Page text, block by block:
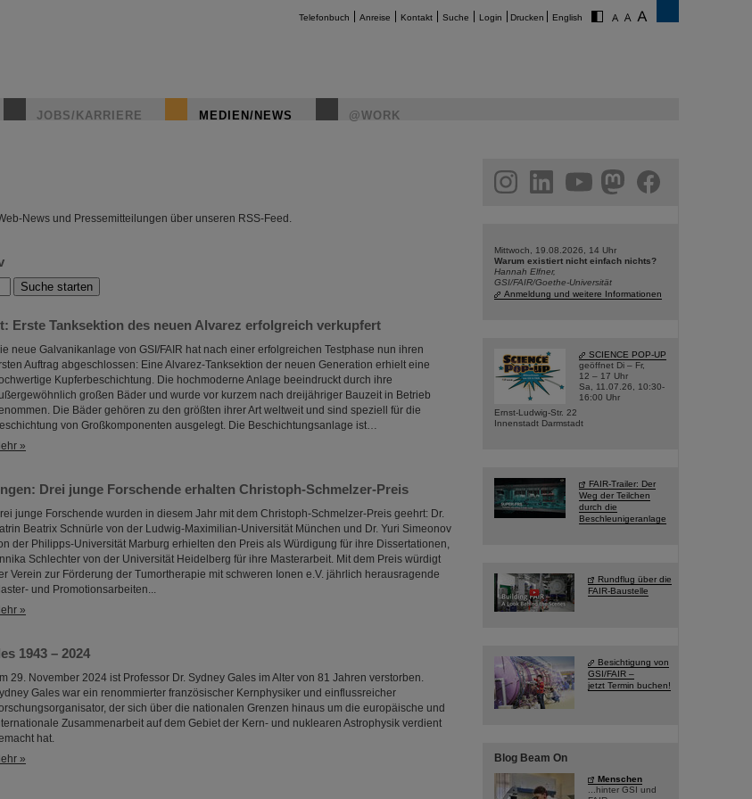
Telefonbuch Anreise Kontakt Suche Login Drucken English
JOBS/KARRIERE MEDIEN/NEWS @WORK
News und Pressemitteilungen über unseren RSS-Feed.
Erste Tanksektion des neuen Alvarez erfolgreich verkupfert
neue Galvanikanlage von GSI/FAIR hat nach einer erfolgreichen Testphase nun ihren
Auftrag abgeschlossen: Eine Alvarez-Tanksektion der neuen Generation erhielt eine
Kupferbeschichtung. Die hochmoderne Anlage beeindruckt durch ihre
großen Bäder und wurde vor kurzem nach dreijähriger Bauzeit in Betrieb
Die Bäder gehören zu den größten ihrer Art weltweit und sind speziell für die
von Großkomponenten ausgelegt. Die Beschichtungsanlage ist…
»
Drei junge Forschende erhalten Christoph-Schmelzer-Preis
junge Forschende wurden in diesem Jahr mit dem Christoph-Schmelzer-Preis geehrt: Dr.
Beatrix Schnürle von der Ludwig-Maximilian-Universität München und Dr. Yuri Simeonov
der Philipps-Universität Marburg erhielten den Preis als Würdigung für ihre Dissertationen,
Schlechter von der Universität Heidelberg für ihre Masterarbeit. Mit dem Preis würdigt
Verein zur Förderung der Tumortherapie mit schweren Ionen e.V. jährlich herausragende
und Promotionsarbeiten...
»
1943 – 2024
29. November 2024 ist Professor Dr. Sydney Gales im Alter von 81 Jahren verstorben.
Gales war ein renommierter französischer Kernphysiker und einflussreicher
der sich über die nationalen Grenzen hinaus um die europäische und
Zusammenarbeit auf dem Gebiet der Kern- und nuklearen Astrophysik verdient
hat.
»
facebook
Mittwoch, 19.08.2026, 14 Uhr
Warum existiert nicht einfach nichts?
Hannah Elfner,
GSI/FAIR/Goethe-Universität
Anmeldung und weitere Informationen
SCIENCE POP-UP
geöffnet Di – Fr,
12 – 17 Uhr
Sa, 11.07.26, 10:30-
16:00 Uhr
Ernst-Ludwig-Str. 22
Innenstadt Darmstadt
FAIR-Trailer: Der
Weg der Teilchen
durch die
Beschleunigeranlage
Rundflug über die
FAIR-Baustelle
Besichtigung von
GSI/FAIR –
jetzt Termin buchen!
Blog Beam On
Menschen
...hinter GSI und